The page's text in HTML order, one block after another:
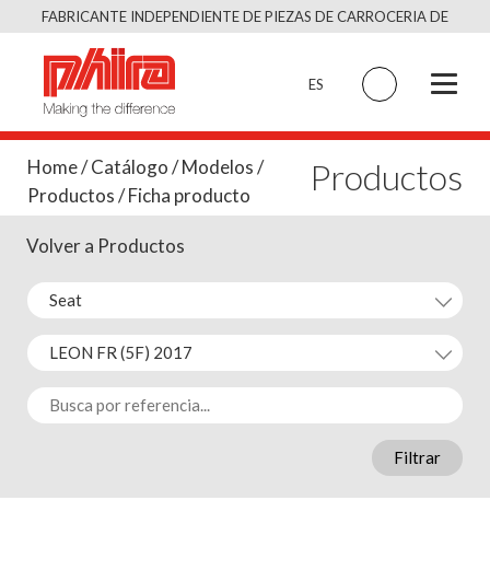
Saltar
FABRICANTE INDEPENDIENTE DE PIEZAS DE CARROCERIA DE
CALIDAD EQUIVALENTE AL ORIGINAL
ES
Home/Catálogo/Modelos/
Productos/ Ficha producto Productos
Volver a Productos
Filtrar